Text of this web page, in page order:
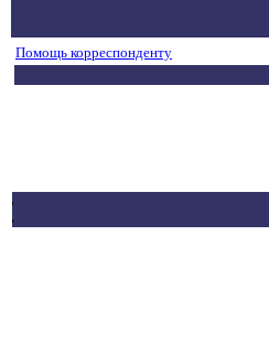
Помощь корреспонденту